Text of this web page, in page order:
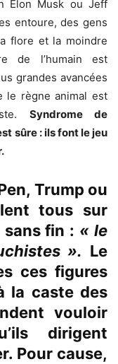
Elon Musk ou Jeff
entoure, des gens
flore et la moindre
de l’humain est
grandes avancées
le règne animal est
Syndrome de
sûre : ils font le jeu
Trump ou
tous sur
fin : « le
». Le
ces figures
la caste des
vouloir
dirigent
Pour cause,